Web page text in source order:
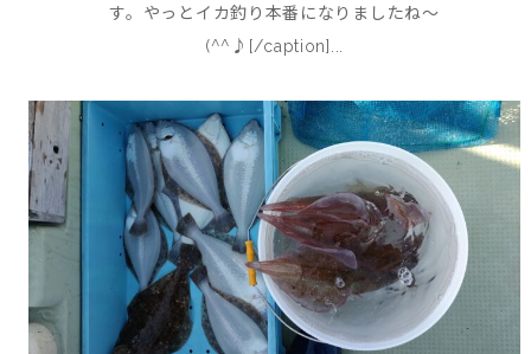
す。やっとイカ釣り本番になりましたね～
(^^♪[/caption]...